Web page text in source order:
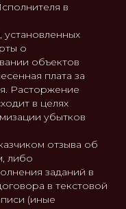
в
установленных
о
объектов
плата за
Расторжение
в целях
убытков
отзыва об
либо
заданий в
в текстовой
(иные